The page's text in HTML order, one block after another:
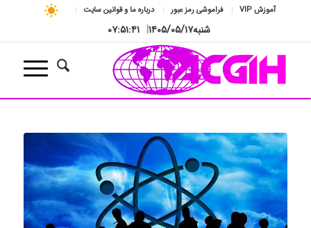
آموزش VIP فراموشی رمز عبور درباره ما و قوانین سایت
شنبه۱۴۰۵/۰۵/۱۷| ۰۷:۵۱:۴۱